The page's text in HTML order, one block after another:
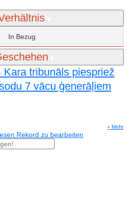
In Bezug
Kara tribunāls piespriež
7 vācu ģenerāļiem
+ Mehr
Rekord zu bearbeiten